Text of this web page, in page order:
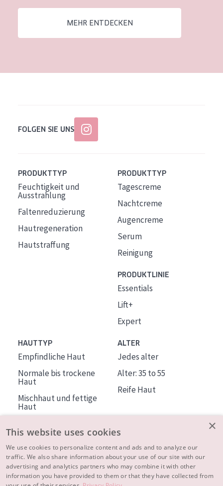
MEHR ENTDECKEN
FOLGEN SIE UNS
PRODUKTTYP
Feuchtigkeit und
Ausstrahlung
Faltenreduzierung
Hautregeneration
Hautstraffung
PRODUKTTYP
Tagescreme
Nachtcreme
Augencreme
Serum
Reinigung
PRODUKTLINIE
Essentials
Lift+
Expert
HAUTTYP
Empfindliche Haut
Normale bis trockene
Haut
Mischhaut und fettige
Haut
Haut
ALTER
Jedes alter
Alter: 35 to 55
Reife Haut
ÜBER DIADERMINE
Mehr über uns
×
This website uses cookies
We use cookies to personalize content and ads and to analyze our
traffic. We also share information about your use of our site with our
advertising and analytics partners who may combine it with other
information you have provided to them or that they have collected from